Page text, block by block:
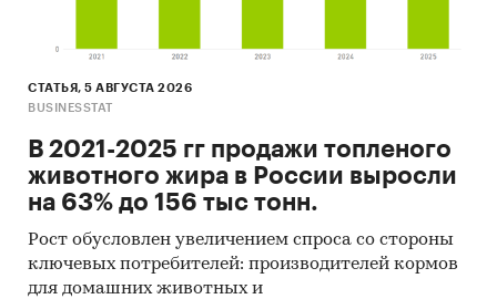
статистики (Росстат)
Федеральная таможенная служба
Федеральная налоговая служба
Таможенный союз ЕАЭС
Информация, собранная BusinesStat:
СТАТЬЯ, 5 АВГУСТА 2026
BUSINESSTAT
В 2021-2025 гг продажи топленого
животного жира в России выросли
на 63% до 156 тыс тонн.
Рост обусловлен увеличением спроса со стороны
ключевых потребителей: производителей кормов
для домашних животных и